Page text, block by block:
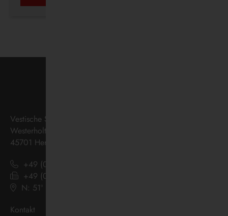
Vestische Straßenbahnen GmbH
Westerholter Straße 550
45701 Herten
+49 (0) 2366 186 - 0
+49 (0) 2366 186 - 444
N: 51º 36’ 38“ E: 07º 08’ 07“
Kontakt